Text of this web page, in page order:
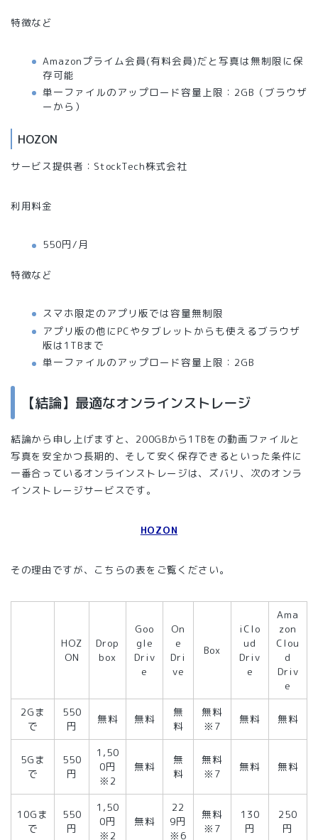
特徴など
Amazonプライム会員(有料会員)だと写真は無制限に保
存可能
単一ファイルのアップロード容量上限：2GB（ブラウザ
ーから）
HOZON
サービス提供者：StockTech株式会社
利用料金
550円/月
特徴など
スマホ限定のアプリ版では容量無制限
アプリ版の他にPCやタブレットからも使えるブラウザ
版は1TBまで
単一ファイルのアップロード容量上限：2GB
【結論】最適なオンラインストレージ
結論から申し上げますと、200GBから1TBをの動画ファイルと
写真を安全かつ長期的、そして安く保存できるといった条件に
一番合っているオンラインストレージは、ズバリ、次のオンラ
インストレージサービスです。
HOZON
その理由ですが、こちらの表をご覧ください。
HOZ
ON
Drop
box
Goo
gle
Driv
e
On
e
Dri
ve
Box
iClo
ud
Driv
e
Ama
zon
Clou
d
Driv
e
2Gま
で
550
円
無料 無料
無
料
無料
※7
無料 無料
5Gま
で
550
円
1,50
0円
※2
無料
無
料
無料
※7
無料 無料
10Gま
で
550
円
1,50
0円
※2
無料
22
9円
※6
無料
※7
130
円
250
円